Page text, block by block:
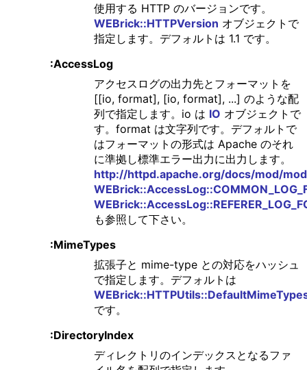
使用する HTTP のバージョンです。
WEBrick::HTTPVersion オブジェクトで
指定します。デフォルトは 1.1 です。
:AccessLog
アクセスログの出力先とフォーマットを
[[io, format], [io, format], ...] のような配
列で指定します。io は IO オブジェクトで
す。format は文字列です。デフォルトで
はフォーマットの形式は Apache のそれ
に準拠し標準エラー出力に出力します。
http://httpd.apache.org/docs/mod/
も参照して下さい。
:MimeTypes
拡張子と mime-type との対応をハッシュ
で指定します。デフォルトは
です。
:DirectoryIndex
ディレクトリのインデックスとなるファ